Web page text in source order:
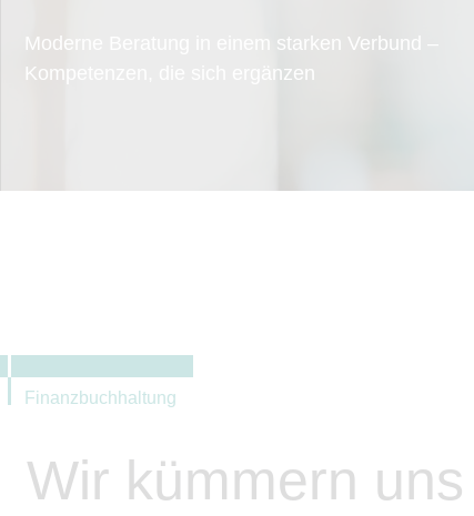
Moderne Beratung in einem starken Verbund –
Kompetenzen, die sich ergänzen
Finanzbuchhaltung
Wir kümmern